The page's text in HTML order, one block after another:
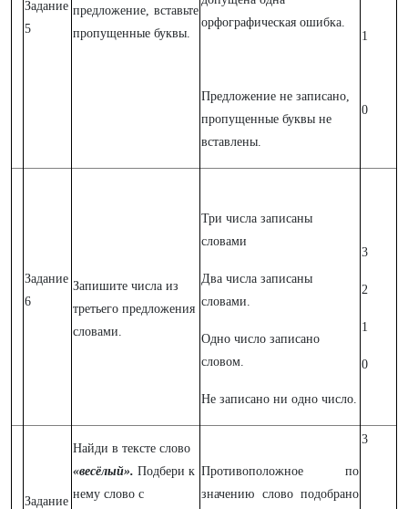
Задание
5
предложение, вставьте
пропущенные буквы.
орфографическая ошибка.
Предложение не записано,
пропущенные буквы не
вставлены.
1
0
Задание
6
Запишите числа из
третьего предложения
словами.
Три числа записаны
словами
Два числа записаны
словами.
Одно число записано
словом.
Не записано ни одно число.
3
2
1
0
Задание
Найди в тексте слово
«весёлый». Подбери к
нему слово с
Противоположное по
значению слово подобрано
3